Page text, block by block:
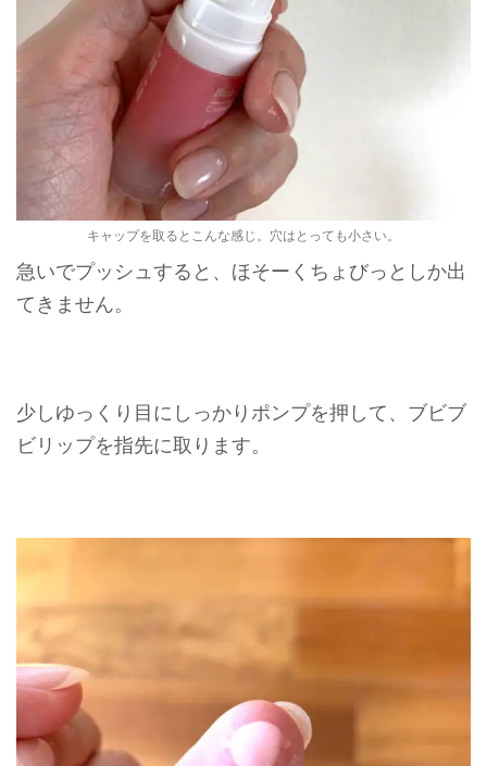
キャップを取るとこんな感じ。穴はとっても小さい。
急いでプッシュすると、ほそーくちょびっとしか出
てきません。
少しゆっくり目にしっかりポンプを押して、ブビブ
ビリップを指先に取ります。